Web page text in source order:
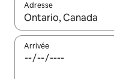
Adresse
Lorsque les résultats
Arrivée